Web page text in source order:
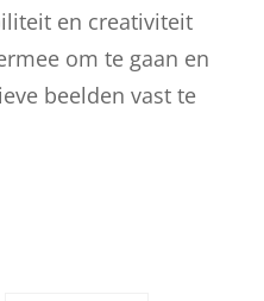
en creativiteit
om te gaan en
beelden vast te